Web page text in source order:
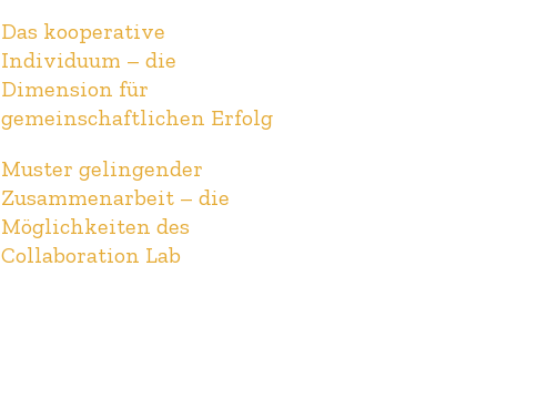
Das kooperative
Individuum – die
Dimension für
gemeinschaftlichen Erfolg
Muster gelingender
Zusammenarbeit – die
Möglichkeiten des
Collaboration Lab